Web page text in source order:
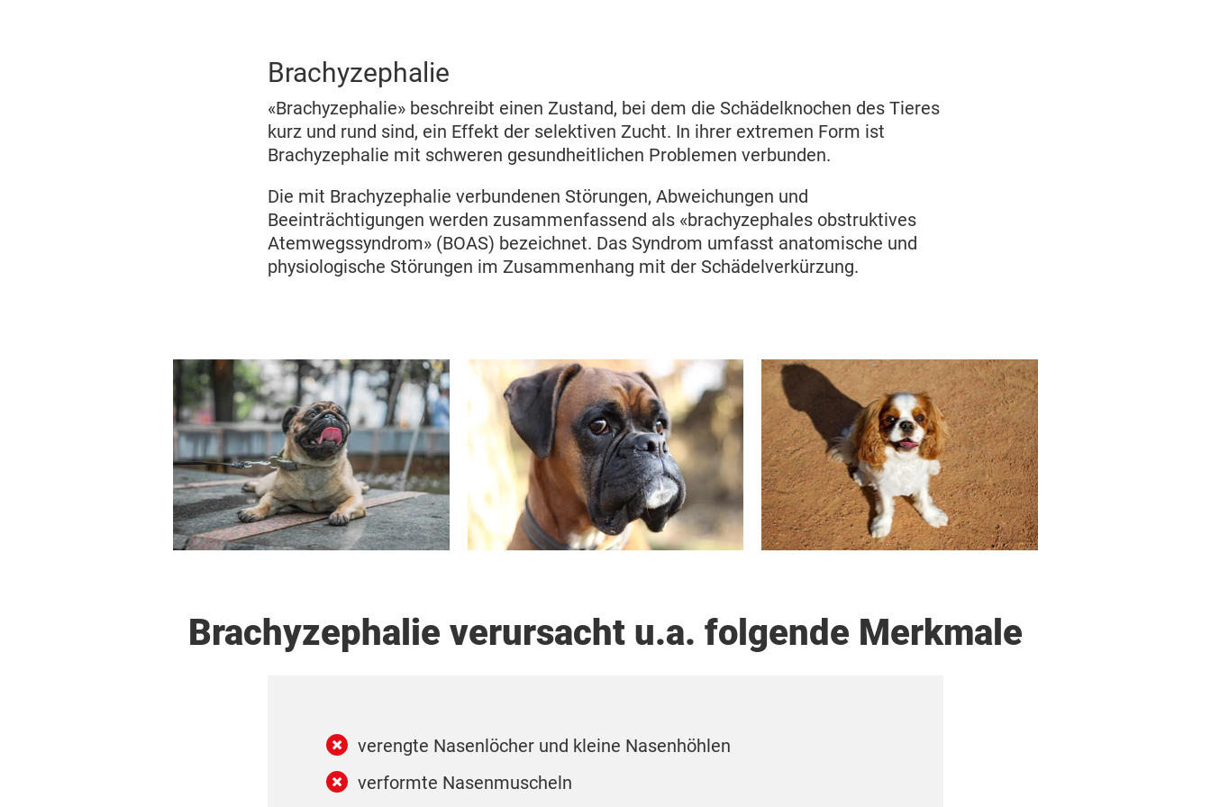
Brachyzephalie
«Brachyzephalie» beschreibt einen Zustand, bei dem die Schädelknochen des Tieres
kurz und rund sind, ein Effekt der selektiven Zucht. In ihrer extremen Form ist
Brachyzephalie mit schweren gesundheitlichen Problemen verbunden.
Die mit Brachyzephalie verbundenen Störungen, Abweichungen und
Beeinträchtigungen werden zusammenfassend als «brachyzephales obstruktives
Atemwegssyndrom» (BOAS) bezeichnet. Das Syndrom umfasst anatomische und
physiologische Störungen im Zusammenhang mit der Schädelverkürzung.
Brachyzephalie verursacht u.a. folgende Merkmale
verengte Nasenlöcher und kleine Nasenhöhlen
verformte Nasenmuscheln